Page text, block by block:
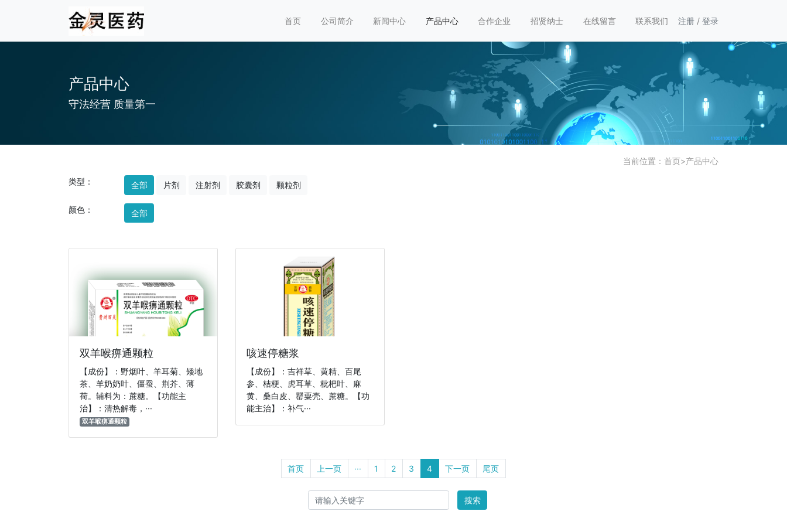
首页 公司简介 新闻中心 产品中心 合作企业 招贤纳士 在线留言 联系我们 注册 / 登录
产品中心
守法经营 质量第一
当前位置： 首页>产品中心
类型： 全部 片剂 注射剂 胶囊剂 颗粒剂
颜色： 全部
双羊喉痹通颗粒
【成份】：野烟叶、羊耳菊、矮地
茶、羊奶奶叶、僵蚕、荆芥、薄
荷。辅料为：蔗糖。【功能主
治】：清热解毒，···
双羊喉痹通颗粒
咳速停糖浆
【成份】：吉祥草、黄精、百尾
参、桔梗、虎耳草、枇杷叶、麻
黄、桑白皮、罂粟壳、蔗糖。【功
能主治】：补气···
首页 上一页 ··· 1 2 3 4 下一页 尾页
搜索